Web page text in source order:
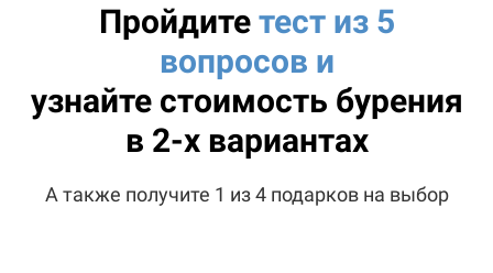
Пройдитетест из 5
вопросов и
узнайте стоимость бурения
в 2-х вариантах
А также получите 1 из 4 подарков на выбор